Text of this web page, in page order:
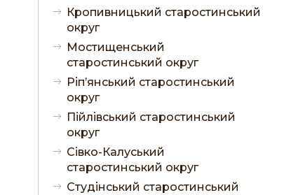
Кропивницький старостинський
округ
Мостищенський
старостинський округ
Ріп’янський старостинський
округ
Пійлівський старостинський
округ
Сівко-Калуський
старостинський округ
Студінський старостинський